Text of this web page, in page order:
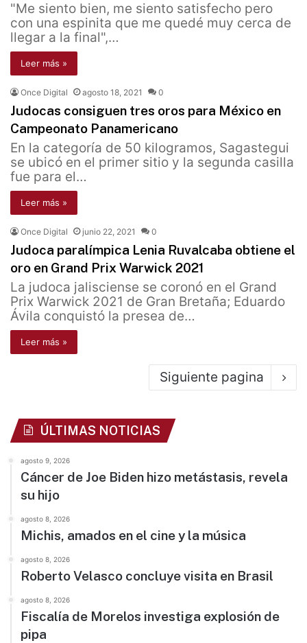
"Me siento bien, me siento satisfecho pero
con una espinita que me quedé muy cerca de
llegar a la final",…
Leer más »
Once Digital agosto 18, 2021 0
Judocas consiguen tres oros para México en
Campeonato Panamericano
En la categoría de 50 kilogramos, Sagastegui
se ubicó en el primer sitio y la segunda casilla
fue para el…
Leer más »
Once Digital junio 22, 2021 0
Judoca paralímpica Lenia Ruvalcaba obtiene el
oro en Grand Prix Warwick 2021
La judoca jalisciense se coronó en el Grand
Prix Warwick 2021 de Gran Bretaña; Eduardo
Ávila conquistó la presea de…
Leer más »
Siguiente pagina
ÚLTIMAS NOTICIAS
agosto 9, 2026
Cáncer de Joe Biden hizo metástasis, revela
su hijo
agosto 8, 2026
Michis, amados en el cine y la música
agosto 8, 2026
Roberto Velasco concluye visita en Brasil
agosto 8, 2026
Fiscalía de Morelos investiga explosión de
pipa